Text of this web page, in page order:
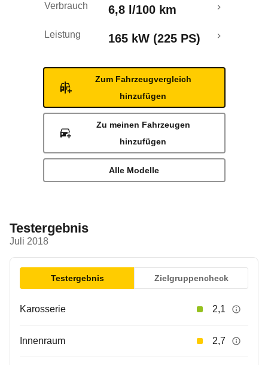
Verbrauch 6,8 l/100 km
Leistung 165 kW (225 PS)
Zum Fahrzeugvergleich
hinzufügen
Zu meinen Fahrzeugen
hinzufügen
Alle Modelle
Testergebnis
Juli 2018
Testergebnis Zielgruppencheck
Karosserie 2,1
Innenraum 2,7